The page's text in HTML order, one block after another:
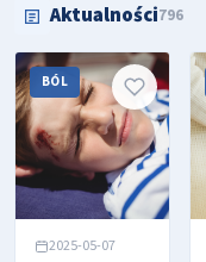
Aktualności796
BÓL
2025-05-07